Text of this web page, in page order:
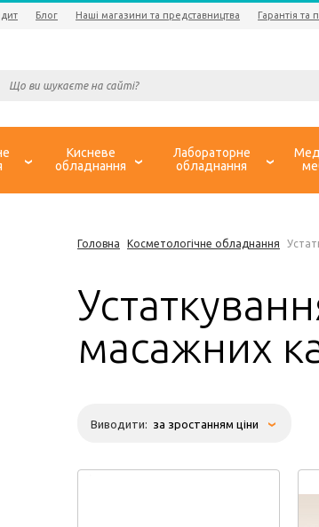
Блог Наші магазини та представництва Гарантія та
Кисневе
обладнання
Лабораторне
обладнання
Головна Косметологічне обладнання
масажних
Виводити: